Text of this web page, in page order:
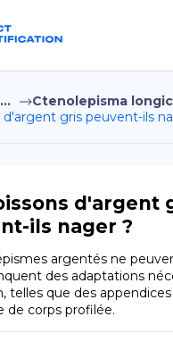
Home
Terms of
FR
EN
Copiright © Niro ID
...
Ctenolepisma
d'argent gris peuvent-ils
d'argent
ils nager ?
argentés ne
des adaptations
telles que des
de corps profilée.